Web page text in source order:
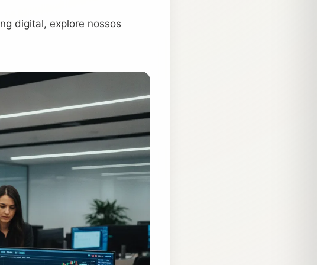
digital, explore nossos